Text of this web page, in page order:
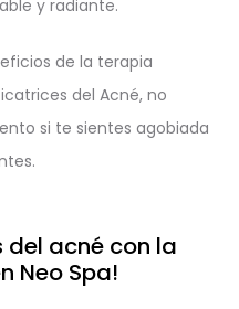
y radiante.
de la terapia
del Acné, no
si te sientes agobiada
del acné con la
Neo Spa!